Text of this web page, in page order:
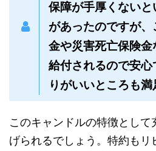
保障が手厚くない
があったのですが
金や災害死亡保険
給付されるので安
りがいいところも満
このキャンドルの特徴として
げられるでしょう。特約もリ